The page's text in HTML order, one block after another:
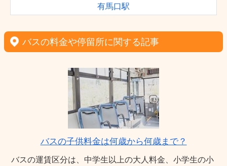
有馬口駅
バスの料金や停留所に関する記事
バスの子供料金は何歳から何歳まで？
バスの運賃区分は、中学生以上の大人料金、小学生の小